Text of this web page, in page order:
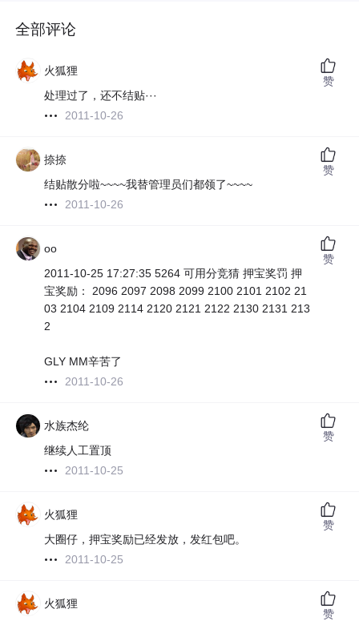
全部评论
火狐狸
处理过了，还不结贴···
2011-10-26
赞
捺捺
结贴散分啦~~~~我替管理员们都领了~~~~
2011-10-26
赞
oo
2011-10-25 17:27:35 5264 可用分竞猜 押宝奖罚 押
宝奖励： 2096 2097 2098 2099 2100 2101 2102 21
03 2104 2109 2114 2120 2121 2122 2130 2131 213
2
GLY MM辛苦了
2011-10-26
赞
水族杰纶
继续人工置顶
2011-10-25
赞
火狐狸
大圈仔，押宝奖励已经发放，发红包吧。
2011-10-25
赞
火狐狸
赞